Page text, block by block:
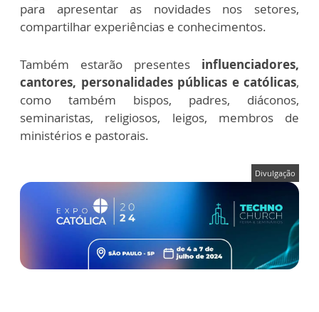
para apresentar as novidades nos setores,
compartilhar experiências e conhecimentos.
Também estarão presentes influenciadores,
cantores, personalidades públicas e católicas,
como também bispos, padres, diáconos,
seminaristas, religiosos, leigos, membros de
ministérios e pastorais.
Divulgação